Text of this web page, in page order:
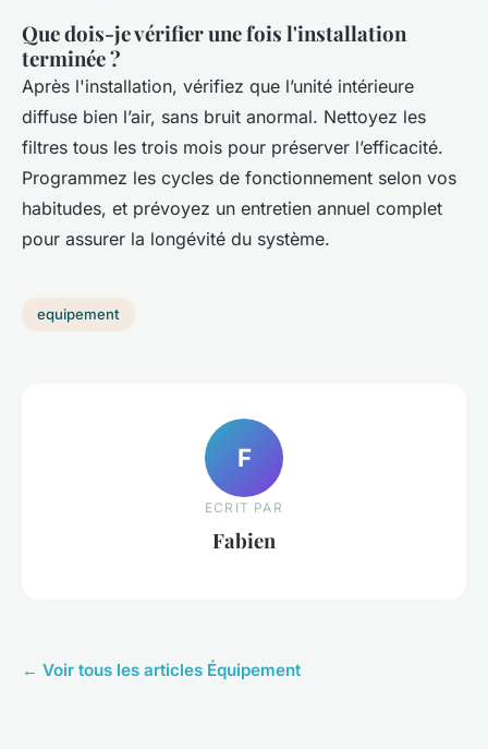
Que dois-je vérifier une fois l'installation
terminée ?
Après l'installation, vérifiez que l’unité intérieure
diffuse bien l’air, sans bruit anormal. Nettoyez les
filtres tous les trois mois pour préserver l’efficacité.
Programmez les cycles de fonctionnement selon vos
habitudes, et prévoyez un entretien annuel complet
pour assurer la longévité du système.
equipement
F
ECRIT PAR
Fabien
← Voir tous les articles Équipement